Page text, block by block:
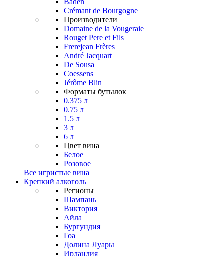
Crémant de Bourgogne
Производители
Domaine de la Vougeraie
Rouget Pere et Fils
Frerejean Frères
André Jacquart
De Sousa
Coessens
Jérôme Blin
Форматы бутылок
0.375 л
0.75 л
1.5 л
3 л
6 л
Цвет вина
Белое
Розовое
Все игристые вина
Крепкий алкоголь
Регионы
Шампань
Виктория
Айла
Бургундия
Гоа
Долина Луары
Ирландия